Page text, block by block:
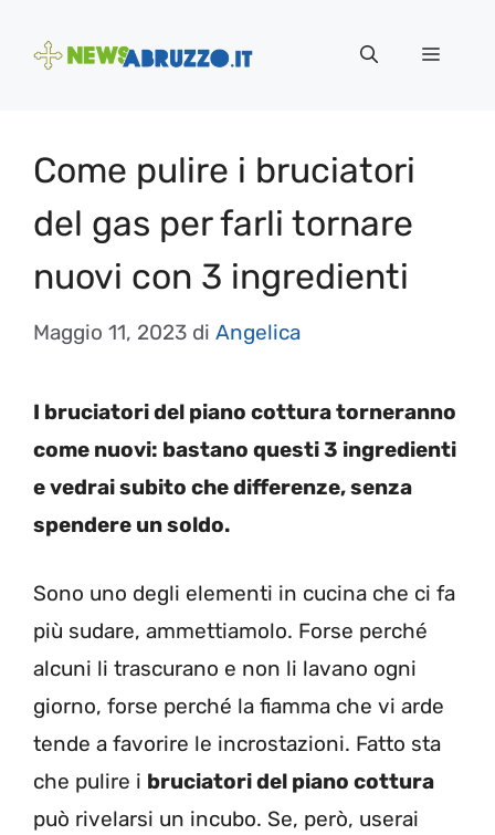
Menu
Come pulire i bruciatori
del gas per farli tornare
nuovi con 3 ingredienti
Maggio 11, 2023 di Angelica
I bruciatori del piano cottura torneranno
come nuovi: bastano questi 3 ingredienti
e vedrai subito che differenze, senza
spendere un soldo.
Sono uno degli elementi in cucina che ci fa
più sudare, ammettiamolo. Forse perché
alcuni li trascurano e non li lavano ogni
giorno, forse perché la fiamma che vi arde
tende a favorire le incrostazioni. Fatto sta
che pulire i bruciatori del piano cottura
può rivelarsi un incubo. Se, però, userai